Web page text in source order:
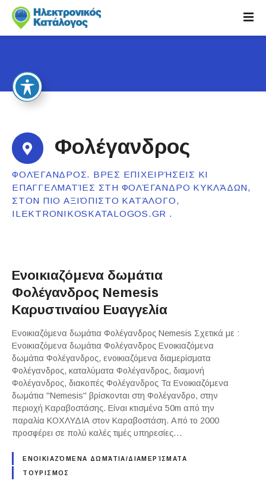
i
c
Φολέγανδρος
ΦΟΛΈΓΑΝΔΡΟΣ. ΒΡΕΣ ΕΠΙΧΕΙΡΉΣΕΙΣ ΚΙ
ΕΠΑΓΓΕΛΜΑΤΊΕΣ ΣΤΗ ΦΟΛΈΓΑΝΔΡΟ ΚΥΚΛΆΔΩΝ,
ΣΤΟΝ ΠΙΟ ΑΞΙΌΠΙΣΤΟ ΚΑΤΆΛΟΓΟ,
ILEKTRONIKOSKATALOGOS.GR .
Ενοικιαζόμενα δωμάτια
Φολέγανδρος Nemesis
Καρυστιναίου Ευαγγελία
Ενοικιαζόμενα δωμάτια Φολέγανδρος Nemesis Σχετικά με :
Ενοικιαζόμενα δωμάτια Φολέγανδρος Ενοικιαζόμενα
δωμάτια Φολέγανδρος, ενοικιαζόμενα διαμερίσματα
Φολέγανδρος, καταλύματα Φολέγανδρος, διαμονή
Φολέγανδρος, διακοπές Φολέγανδρος Τα Ενοικιαζόμενα
δωμάτια "Nemesis" βρίσκονται στη Φολέγανδρο, στην
περιοχή Καραβοστάσης. Είναι κτισμένα 50m από την
παραλία ΚΟΧΛΥΔΙΑ στον Καραβοστάση. Από το 2000
προσφέρει σε πολύ καλές τιμές υπηρεσίες…
ΕΝΟΙΚΙΑΖΌΜΕΝΑ ΔΩΜΆΤΙΑ/ΔΙΑΜΕΡΊΣΜΑΤΑ
ΤΟΥΡΙΣΜΟΣ